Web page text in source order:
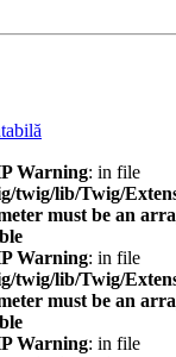
Warning: in file
twig/lib/Twig/
must be an
Warning: in file
twig/lib/Twig/
must be an
Warning: in file